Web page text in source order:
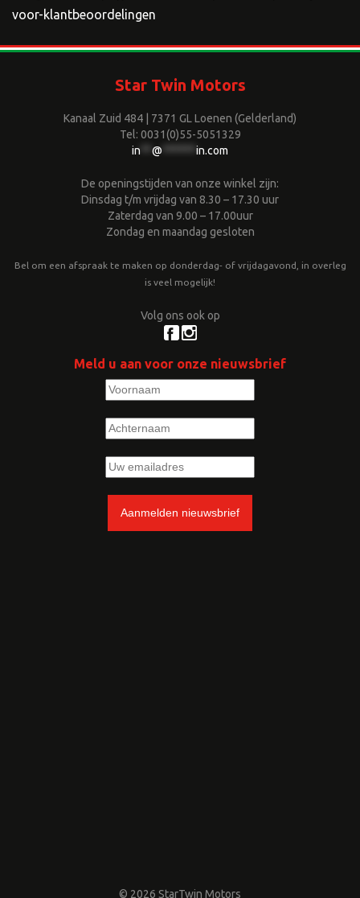
voor-klantbeoordelingen
Star Twin Motors
Kanaal Zuid 484 | 7371 GL Loenen (Gelderland)
Tel: 0031(0)55-5051329
in
@ in.com
De openingstijden van onze winkel zijn:
Dinsdag t/m vrijdag van 8.30 – 17.30 uur
Zaterdag van 9.00 – 17.00uur
Zondag en maandag gesloten
Bel om een afspraak te maken op donderdag- of vrijdagavond, in overleg
is veel mogelijk!
Volg ons ook op
Meld u aan voor onze nieuwsbrief
© 2026 StarTwin Motors